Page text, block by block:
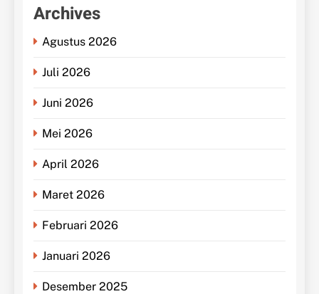
Archives
Agustus 2026
Juli 2026
Juni 2026
Mei 2026
April 2026
Maret 2026
Februari 2026
Januari 2026
Desember 2025